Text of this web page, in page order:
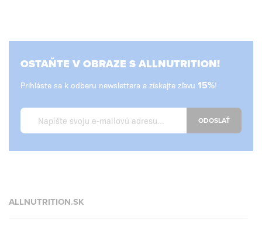
OSTAŇTE V OBRAZE S ALLNUTRITION!
Prihláste sa k odberu newslettera a získajte zľavu 15%!
ODOSLAŤ
ALLNUTRITION.SK